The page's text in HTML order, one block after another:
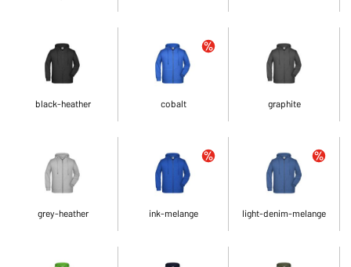
black-heather cobalt graphite
grey-heather ink-melange light-denim-melange